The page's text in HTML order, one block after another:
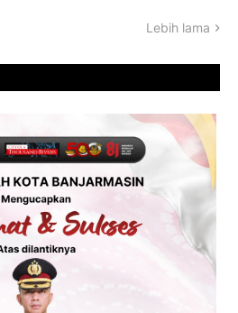
Lebih lama